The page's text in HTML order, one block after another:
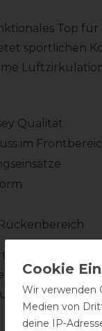
Top
sportlichen
Qualität
im
26 Tank Half
unterstützt
Wir verwenden
Medien von
deine IP-